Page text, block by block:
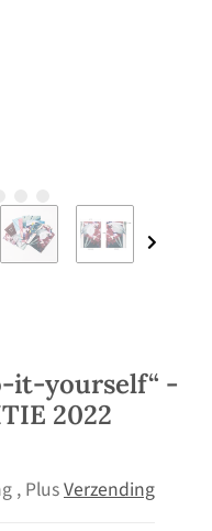
it-yourself“ -
2022
, PlusVerzending